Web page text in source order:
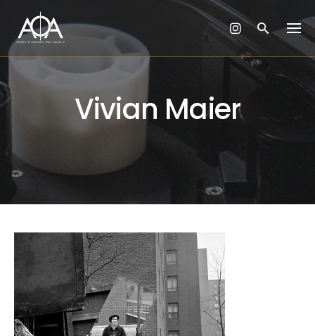
content
Vivian Maier